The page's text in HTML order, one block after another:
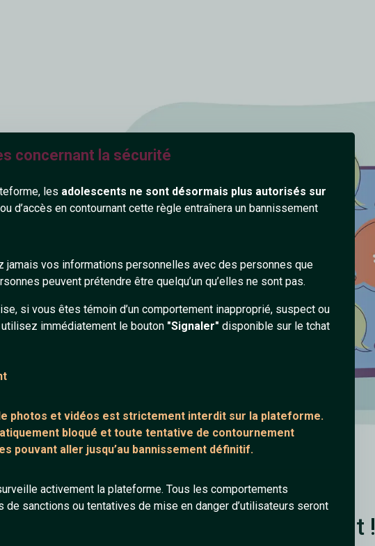
concernant la sécurité
les adolescents ne sont désormais plus autorisés sur
d’accès en contournant cette règle entraînera un bannissement
jamais vos informations personnelles avec des personnes que
peuvent prétendre être quelqu’un qu’elles ne sont pas.
si vous êtes témoin d’un comportement inapproprié, suspect ou
utilisez immédiatement le bouton "Signaler" disponible sur le tchat
photos et vidéos est strictement interdit sur la plateforme.
bloqué et toute tentative de contournement
pouvant aller jusqu’au bannissement définitif.
activement la plateforme. Tous les comportements
sanctions ou tentatives de mise en danger d’utilisateurs seront
Tchatter gratuitement !